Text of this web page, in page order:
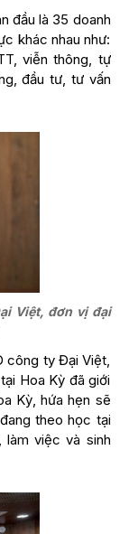
đầu là 35 doanh
khác nhau như:
viễn thông, tự
đầu tư, tư vấn
Việt, đơn vị đại
công ty Đại Việt,
Hoa Kỳ đã giới
Kỳ, hứa hẹn sẽ
theo học tại
làm việc và sinh